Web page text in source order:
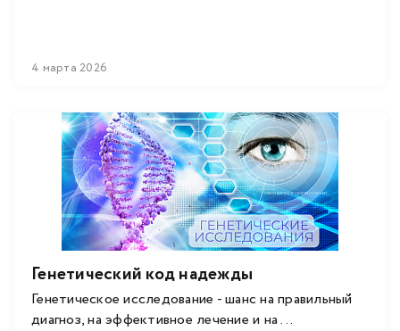
4 марта 2026
Генетический код надежды
Генетическое исследование - шанс на правильный
диагноз, на эффективное лечение и на ...